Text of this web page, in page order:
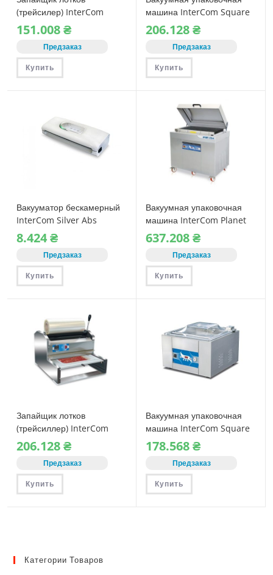
(трейсилер) InterCom
SUPERJET 300
151.008₴
Предзаказ
Купить
машина InterCom Square
500 B (с газом)
206.128₴
Предзаказ
Купить
Вакууматор бескамерный
InterCom Silver Abs
8.424₴
Предзаказ
Купить
Вакуумная упаковочная
машина InterCom Planet
1000
637.208₴
Предзаказ
Купить
Запайщик лотков
(трейсиллер) InterCom
SUPERJET 400
206.128₴
Предзаказ
Купить
Вакуумная упаковочная
машина InterCom Square
450 B (с газом)
178.568₴
Предзаказ
Купить
Категории Товаров